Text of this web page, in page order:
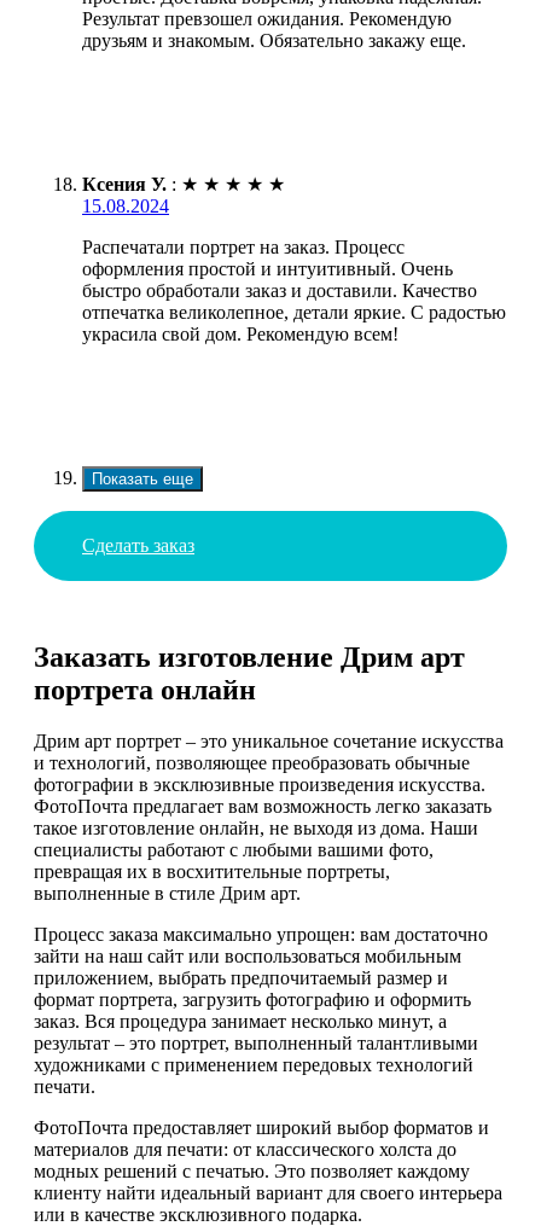
Результат превзошел ожидания. Рекомендую
друзьям и знакомым. Обязательно закажу еще.
Ксения У. : ★ ★ ★ ★ ★
15.08.2024
Распечатали портрет на заказ. Процесс
оформления простой и интуитивный. Очень
быстро обработали заказ и доставили. Качество
отпечатка великолепное, детали яркие. С радостью
украсила свой дом. Рекомендую всем!
Показать еще
Сделать заказ
Заказать изготовление Дрим арт
портрета онлайн
Дрим арт портрет – это уникальное сочетание искусства
и технологий, позволяющее преобразовать обычные
фотографии в эксклюзивные произведения искусства.
ФотоПочта предлагает вам возможность легко заказать
такое изготовление онлайн, не выходя из дома. Наши
специалисты работают с любыми вашими фото,
превращая их в восхитительные портреты,
выполненные в стиле Дрим арт.
Процесс заказа максимально упрощен: вам достаточно
зайти на наш сайт или воспользоваться мобильным
приложением, выбрать предпочитаемый размер и
формат портрета, загрузить фотографию и оформить
заказ. Вся процедура занимает несколько минут, а
результат – это портрет, выполненный талантливыми
художниками с применением передовых технологий
печати.
ФотоПочта предоставляет широкий выбор форматов и
материалов для печати: от классического холста до
модных решений с печатью. Это позволяет каждому
клиенту найти идеальный вариант для своего интерьера
или в качестве эксклюзивного подарка.